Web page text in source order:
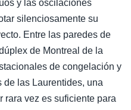
y las oscilaciones
silenciosamente su
Entre las paredes de
de Montreal de la
de congelación y
las Laurentides, una
rara vez es suficiente para